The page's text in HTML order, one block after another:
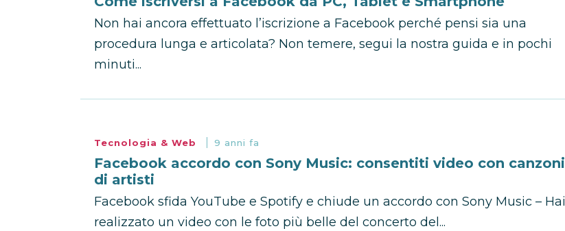
Non hai ancora effettuato l’iscrizione a Facebook perché pensi sia una
procedura lunga e articolata? Non temere, segui la nostra guida e in pochi
minuti...
Tecnologia & Web 9 anni fa
Facebook accordo con Sony Music: consentiti video con canzoni
di artisti
Facebook sfida YouTube e Spotify e chiude un accordo con Sony Music – Hai
realizzato un video con le foto più belle del concerto del...